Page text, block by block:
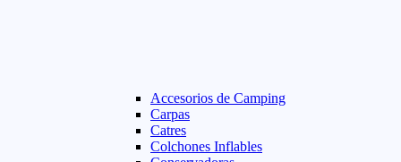
Accesorios de Camping
Carpas
Catres
Colchones Inflables